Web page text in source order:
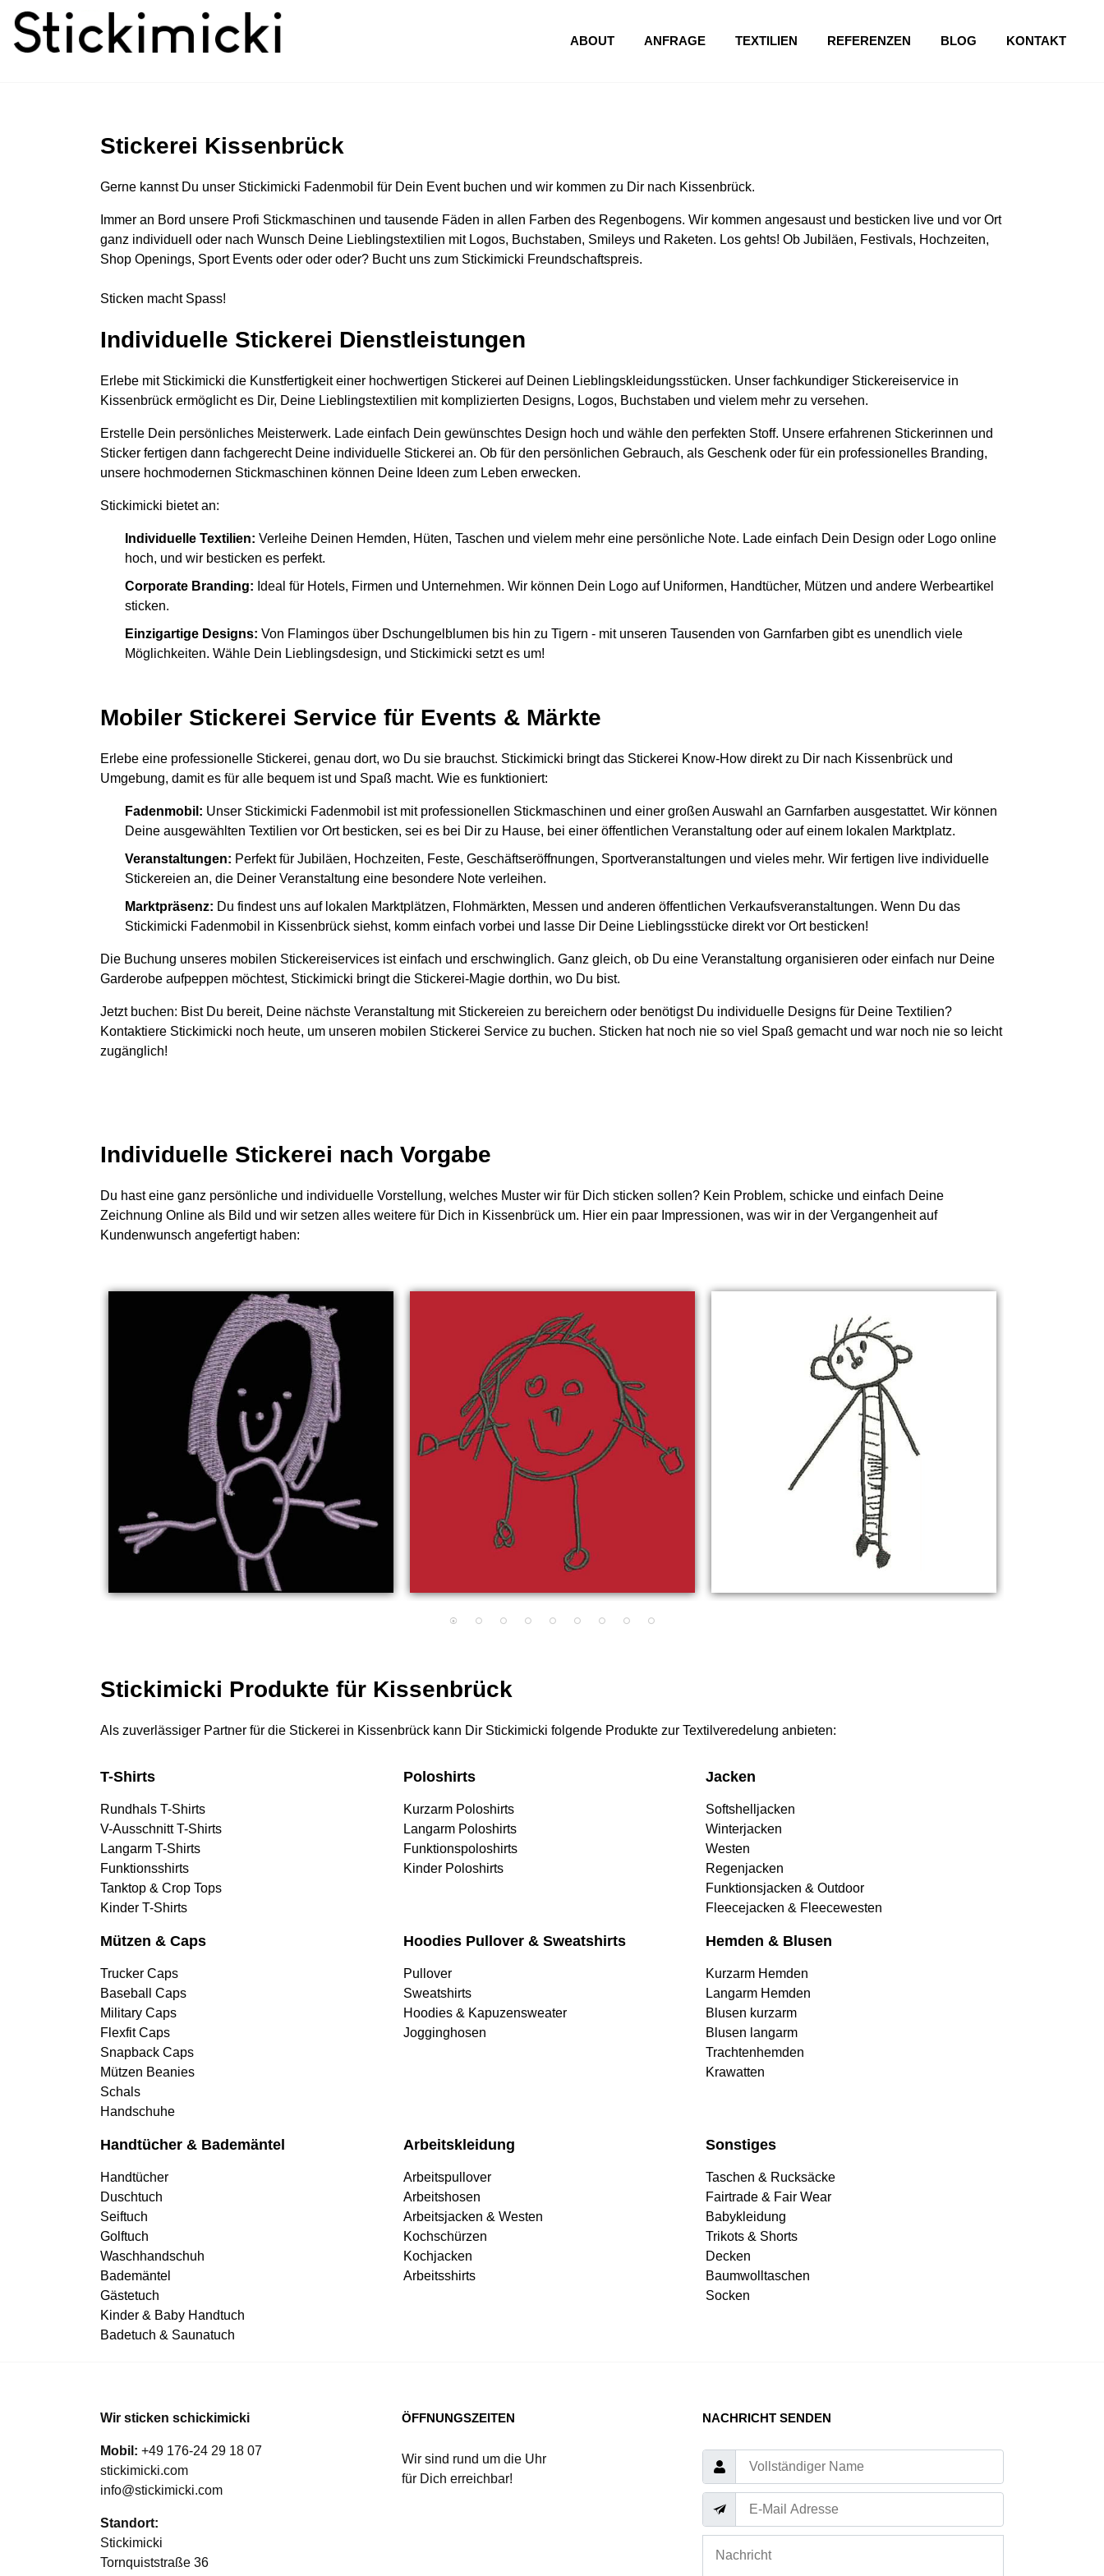
ABOUT ANFRAGE TEXTILIEN REFERENZEN BLOG KONTAKT
Stickerei Kissenbrück
Gerne kannst Du unser Stickimicki Fadenmobil für Dein Event buchen und wir kommen zu Dir nach Kissenbrück.
Immer an Bord unsere Profi Stickmaschinen und tausende Fäden in allen Farben des Regenbogens. Wir kommen angesaust und besticken live und vor Ort
ganz individuell oder nach Wunsch Deine Lieblingstextilien mit Logos, Buchstaben, Smileys und Raketen. Los gehts! Ob Jubiläen, Festivals, Hochzeiten,
Shop Openings, Sport Events oder oder oder? Bucht uns zum Stickimicki Freundschaftspreis.
Sticken macht Spass!
Individuelle Stickerei Dienstleistungen
Erlebe mit Stickimicki die Kunstfertigkeit einer hochwertigen Stickerei auf Deinen Lieblingskleidungsstücken. Unser fachkundiger Stickereiservice in
Kissenbrück ermöglicht es Dir, Deine Lieblingstextilien mit komplizierten Designs, Logos, Buchstaben und vielem mehr zu versehen.
Erstelle Dein persönliches Meisterwerk. Lade einfach Dein gewünschtes Design hoch und wähle den perfekten Stoff. Unsere erfahrenen Stickerinnen und
Sticker fertigen dann fachgerecht Deine individuelle Stickerei an. Ob für den persönlichen Gebrauch, als Geschenk oder für ein professionelles Branding,
unsere hochmodernen Stickmaschinen können Deine Ideen zum Leben erwecken.
Stickimicki bietet an:
Individuelle Textilien: Verleihe Deinen Hemden, Hüten, Taschen und vielem mehr eine persönliche Note. Lade einfach Dein Design oder Logo online
hoch, und wir besticken es perfekt.
Corporate Branding: Ideal für Hotels, Firmen und Unternehmen. Wir können Dein Logo auf Uniformen, Handtücher, Mützen und andere Werbeartikel
sticken.
Einzigartige Designs: Von Flamingos über Dschungelblumen bis hin zu Tigern - mit unseren Tausenden von Garnfarben gibt es unendlich viele
Möglichkeiten. Wähle Dein Lieblingsdesign, und Stickimicki setzt es um!
Mobiler Stickerei Service für Events & Märkte
Erlebe eine professionelle Stickerei, genau dort, wo Du sie brauchst. Stickimicki bringt das Stickerei Know-How direkt zu Dir nach Kissenbrück und
Umgebung, damit es für alle bequem ist und Spaß macht. Wie es funktioniert:
Fadenmobil: Unser Stickimicki Fadenmobil ist mit professionellen Stickmaschinen und einer großen Auswahl an Garnfarben ausgestattet. Wir können
Deine ausgewählten Textilien vor Ort besticken, sei es bei Dir zu Hause, bei einer öffentlichen Veranstaltung oder auf einem lokalen Marktplatz.
Veranstaltungen: Perfekt für Jubiläen, Hochzeiten, Feste, Geschäftseröffnungen, Sportveranstaltungen und vieles mehr. Wir fertigen live individuelle
Stickereien an, die Deiner Veranstaltung eine besondere Note verleihen.
Marktpräsenz: Du findest uns auf lokalen Marktplätzen, Flohmärkten, Messen und anderen öffentlichen Verkaufsveranstaltungen. Wenn Du das
Stickimicki Fadenmobil in Kissenbrück siehst, komm einfach vorbei und lasse Dir Deine Lieblingsstücke direkt vor Ort besticken!
Die Buchung unseres mobilen Stickereiservices ist einfach und erschwinglich. Ganz gleich, ob Du eine Veranstaltung organisieren oder einfach nur Deine
Garderobe aufpeppen möchtest, Stickimicki bringt die Stickerei-Magie dorthin, wo Du bist.
Jetzt buchen: Bist Du bereit, Deine nächste Veranstaltung mit Stickereien zu bereichern oder benötigst Du individuelle Designs für Deine Textilien?
Kontaktiere Stickimicki noch heute, um unseren mobilen Stickerei Service zu buchen. Sticken hat noch nie so viel Spaß gemacht und war noch nie so leicht
zugänglich!
Individuelle Stickerei nach Vorgabe
Du hast eine ganz persönliche und individuelle Vorstellung, welches Muster wir für Dich sticken sollen? Kein Problem, schicke und einfach Deine
Zeichnung Online als Bild und wir setzen alles weitere für Dich in Kissenbrück um. Hier ein paar Impressionen, was wir in der Vergangenheit auf
Kundenwunsch angefertigt haben:
Stickimicki Produkte für Kissenbrück
Als zuverlässiger Partner für die Stickerei in Kissenbrück kann Dir Stickimicki folgende Produkte zur Textilveredelung anbieten:
T-Shirts
Rundhals T-Shirts
V-Ausschnitt T-Shirts
Langarm T-Shirts
Funktionsshirts
Tanktop & Crop Tops
Kinder T-Shirts
Poloshirts
Kurzarm Poloshirts
Langarm Poloshirts
Funktionspoloshirts
Kinder Poloshirts
Jacken
Softshelljacken
Winterjacken
Westen
Regenjacken
Funktionsjacken & Outdoor
Fleecejacken & Fleecewesten
Mützen & Caps
Trucker Caps
Baseball Caps
Military Caps
Flexfit Caps
Snapback Caps
Mützen Beanies
Schals
Handschuhe
Hoodies Pullover & Sweatshirts
Pullover
Sweatshirts
Hoodies & Kapuzensweater
Jogginghosen
Hemden & Blusen
Kurzarm Hemden
Langarm Hemden
Blusen kurzarm
Blusen langarm
Trachtenhemden
Krawatten
Handtücher & Bademäntel
Handtücher
Duschtuch
Seiftuch
Golftuch
Waschhandschuh
Bademäntel
Gästetuch
Kinder & Baby Handtuch
Badetuch & Saunatuch
Arbeitskleidung
Arbeitspullover
Arbeitshosen
Arbeitsjacken & Westen
Kochschürzen
Kochjacken
Arbeitsshirts
Sonstiges
Taschen & Rucksäcke
Fairtrade & Fair Wear
Babykleidung
Trikots & Shorts
Decken
Baumwolltaschen
Socken
Wir sticken schickimicki
Mobil: +49 176-24 29 18 07
stickimicki.com
info@stickimicki.com
Standort:
Stickimicki
Tornquiststraße 36
ÖFFNUNGSZEITEN
Wir sind rund um die Uhr
für Dich erreichbar!
NACHRICHT SENDEN